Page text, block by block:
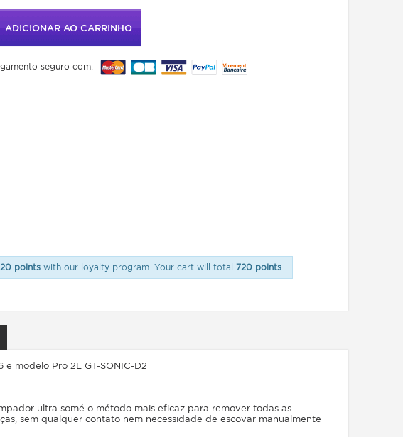
ADICIONAR AO CARRINHO
seguro com:
pointswith our loyalty program. Your cart will total 720 points.
modelo Pro 2L GT-SONIC-D2
ultra somé o método mais eficaz para remover todas as
sem qualquer contato nem necessidade de escovar manualmente